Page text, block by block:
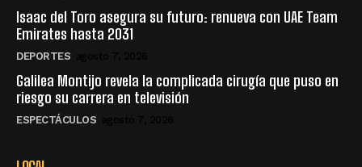
Isaac del Toro asegura su futuro: renueva con UAE Team
Emirates hasta 2031
DEPORTES
Galilea Montijo revela la complicada cirugía que puso en
riesgo su carrera en televisión
ESPECTÁCULOS